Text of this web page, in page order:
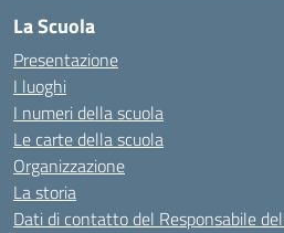
La Scuola
Presentazione
I luoghi
I numeri della scuola
Le carte della scuola
Organizzazione
La storia
Dati di contatto del Responsabile